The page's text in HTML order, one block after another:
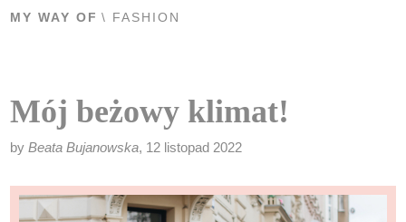
MY WAY OF \ FASHION
Mój beżowy klimat!
byBeata Bujanowska, 12 listopad 2022